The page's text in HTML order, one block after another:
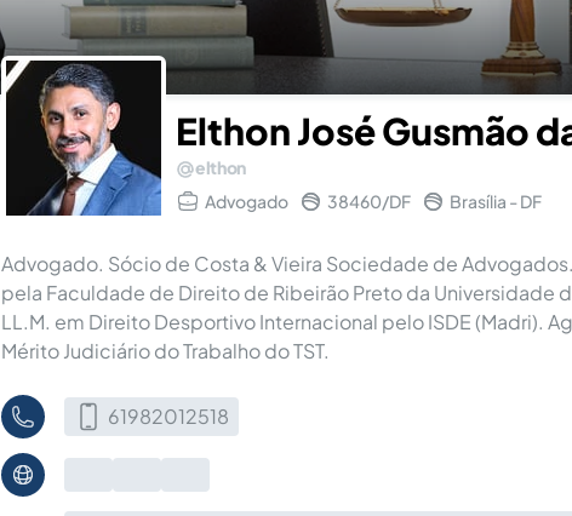
Elthon José Gusmão
elthon
Advogado
38460/DF Brasília - DF
Advogado. Sócio de Costa & Vieira Sociedade de
pela Faculdade de Direito de Ribeirão Preto da Universidade
LL.M. em Direito Desportivo Internacional pelo ISDE (Madri).
Mérito Judiciário do Trabalho do TST.︎
61982012518